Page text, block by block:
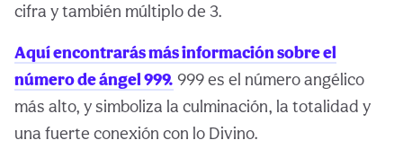
cifra y también múltiplo de 3.
Aquí encontrarás más información sobre el
número de ángel 999. 999 es el número angélico
más alto, y simboliza la culminación, la totalidad y
una fuerte conexión con lo Divino.